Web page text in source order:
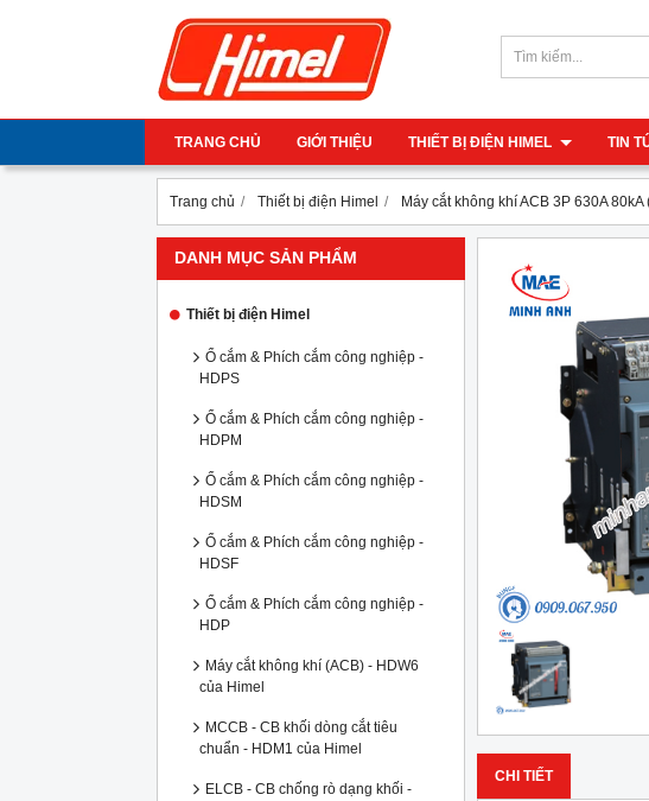
TRANG CHỦ GIỚI THIỆU THIẾT BỊ ĐIỆN HIMEL TIN
Trang chủ Thiết bị điện Himel Máy cắt không khí ACB 3P 630A
DANH MỤC SẢN PHẨM
Thiết bị điện Himel
Ổ cắm & Phích cắm công nghiệp -
HDPS
Ổ cắm & Phích cắm công nghiệp -
HDPM
Ổ cắm & Phích cắm công nghiệp -
HDSM
Ổ cắm & Phích cắm công nghiệp -
HDSF
Ổ cắm & Phích cắm công nghiệp -
HDP
Máy cắt không khí (ACB) - HDW6
của Himel
MCCB - CB khối dòng cắt tiêu
chuẩn - HDM1 của Himel
ELCB - CB chống rò dạng khối -
CHI TIẾT